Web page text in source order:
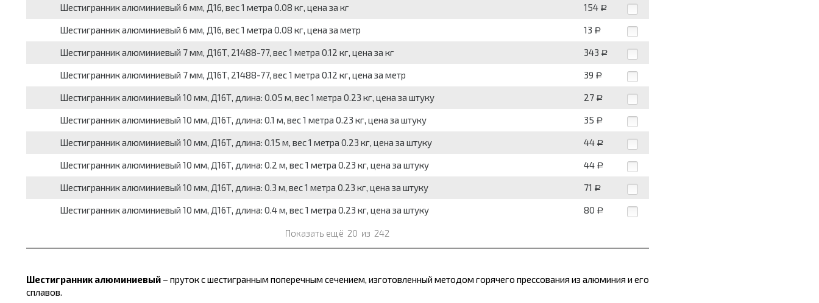
Шестигранник алюминиевый 6 мм, Д16, вес 1 метра 0.08 кг, цена за кг 154 Р
Шестигранник алюминиевый 6 мм, Д16, вес 1 метра 0.08 кг, цена за метр 13 Р
Шестигранник алюминиевый 7 мм, Д16Т, 21488-77, вес 1 метра 0.12 кг, цена за кг 343 Р
Шестигранник алюминиевый 7 мм, Д16Т, 21488-77, вес 1 метра 0.12 кг, цена за метр 39 Р
Шестигранник алюминиевый 10 мм, Д16Т, длина: 0.05 м, вес 1 метра 0.23 кг, цена за штуку 27 Р
Шестигранник алюминиевый 10 мм, Д16Т, длина: 0.1 м, вес 1 метра 0.23 кг, цена за штуку 35 Р
Шестигранник алюминиевый 10 мм, Д16Т, длина: 0.15 м, вес 1 метра 0.23 кг, цена за штуку 44 Р
Шестигранник алюминиевый 10 мм, Д16Т, длина: 0.2 м, вес 1 метра 0.23 кг, цена за штуку 44 Р
Шестигранник алюминиевый 10 мм, Д16Т, длина: 0.3 м, вес 1 метра 0.23 кг, цена за штуку 71 Р
Шестигранник алюминиевый 10 мм, Д16Т, длина: 0.4 м, вес 1 метра 0.23 кг, цена за штуку 80 Р
Показать ещё 20 из 242
Шестигранник алюминиевый– пруток с шестигранным поперечным сечением, изготовленный методом горячего прессования из алюминия и его
сплавов.